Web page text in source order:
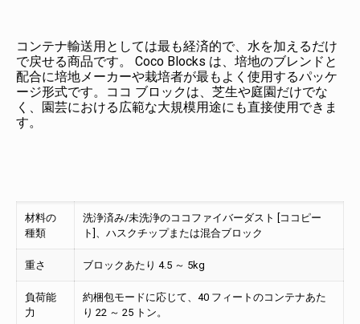
コンテナ輸送用としては最も経済的で、水を加えるだけ
で戻せる商品です。 Coco Blocks は、培地のブレンドと
配合に培地メーカーや栽培者が最もよく使用するパッケ
ージ形式です。ココ ブロックは、芝生や庭園だけでな
く、園芸における広範な大規模用途にも直接使用できま
す。
材料の
種類
洗浄済み/未洗浄のココファイバーダスト [ココピー
ト]、ハスクチップまたは混合ブロック
重さ ブロックあたり 4.5 ～ 5kg
負荷能
力
約梱包モードに応じて、40 フィートのコンテナあた
り 22 ～ 25 トン。